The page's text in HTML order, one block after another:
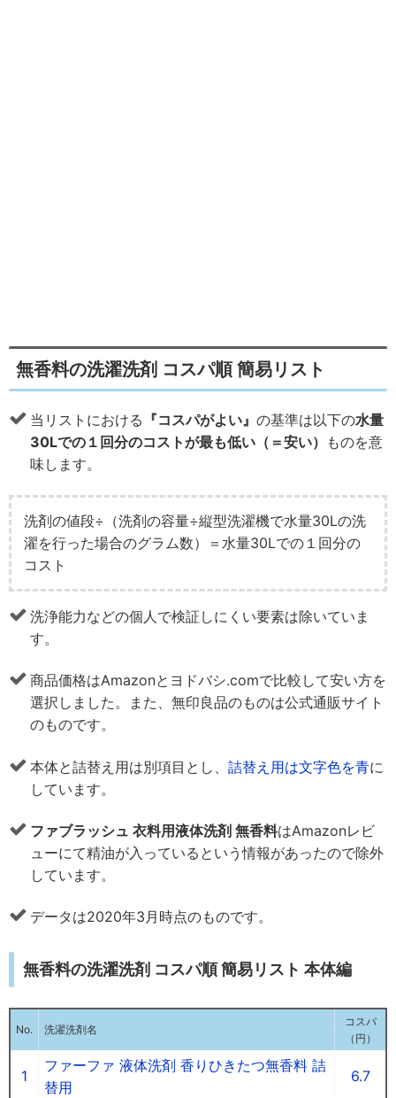
無香料の洗濯洗剤 コスパ順 簡易リスト
当リストにおける 『コスパがよい』 の基準は以下の水量
30Lでの１回分のコストが最も低い（＝安い） ものを意
味します。
洗剤の値段÷（洗剤の容量÷縦型洗濯機で水量30Lの洗
濯を行った場合のグラム数）＝水量30Lでの１回分の
コスト
洗浄能力などの個人で検証しにくい要素は除いていま
す。
商品価格はAmazonとヨドバシ.comで比較して安い方を
選択しました。また、無印良品のものは公式通販サイト
のものです。
本体と詰替え用は別項目とし、 詰替え用は文字色を青に
しています。
ファブラッシュ 衣料用液体洗剤 無香料はAmazonレビ
ューにて精油が入っているという情報があったので除外
しています。
データは2020年3月時点のものです。
無香料の洗濯洗剤 コスパ順 簡易リスト 本体編
No. 洗濯洗剤名
コスパ
（円）
1
ファーファ 液体洗剤 香りひきたつ無香料 詰
替用
6.7